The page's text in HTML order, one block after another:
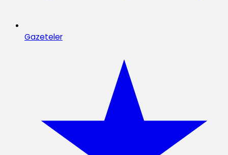
Gazeteler